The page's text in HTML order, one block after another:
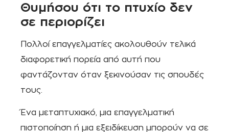
Θυμήσου ότι το πτυχίο δεν
σε περιορίζει
Πολλοί επαγγελματίες ακολουθούν τελικά
διαφορετική πορεία από αυτή που
φαντάζονταν όταν ξεκινούσαν τις σπουδές
τους.
Ένα μεταπτυχιακό, μια επαγγελματική
πιστοποίηση ή μια εξειδίκευση μπορούν να σε